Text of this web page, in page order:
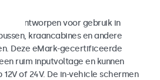
ontworpen voor gebruik in
kraancabines en andere
Deze eMark-gecertificeerde
ruim inputvoltage en kunnen
of 24V. De in-vehicle schermen